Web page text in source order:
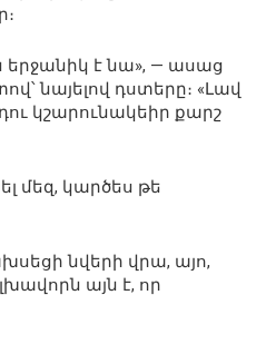
երջանիկ է նա», — ասաց
նայելով դստերը։ «Լավ
կշարունակեիր քարշ
մեզ, կարծես թե
նվերի վրա, այո,
այն է, որ